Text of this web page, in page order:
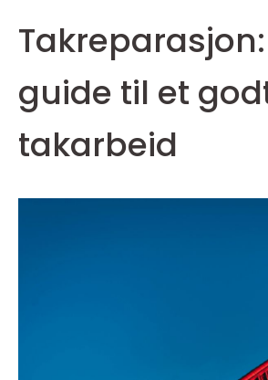
Takreparasjon:
guide til et
takarbeid